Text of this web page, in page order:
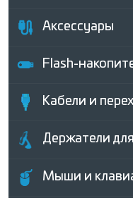
Аксессуары
Flash-
Кабели и
Держатели
Мыши и